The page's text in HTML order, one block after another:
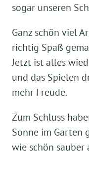
sogar unseren
Ganz schön viel
richtig Spaß
Jetzt ist alles
und das Spielen
mehr Freude.
Zum Schluss
Sonne im Garten
wie schön